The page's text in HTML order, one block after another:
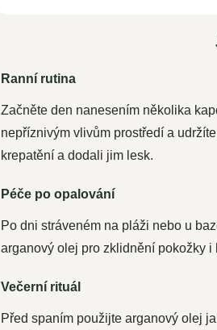
Ranní rutina
Začněte den nanesením několika
nepříznivým vlivům prostředí a
krepatění a dodali jim lesk.
Péče po opalování
Po dni stráveném na pláži nebo u
arganový olej pro zklidnění pokožky i
Večerní rituál
Před spaním použijte arganový olej